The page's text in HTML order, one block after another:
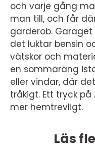
och varje gång
man till, och får
garderob.
det luktar bensin
vätskor och
en sommaräng
eller vindar, där
tråkigt. Ett tryck
mer hemtrevligt.
Läs